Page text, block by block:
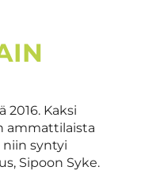
Kaksi
ammattilaista
niin syntyi
Sipoon Syke.